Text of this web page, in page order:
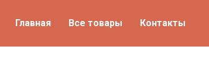
Главная Все товары Контакты